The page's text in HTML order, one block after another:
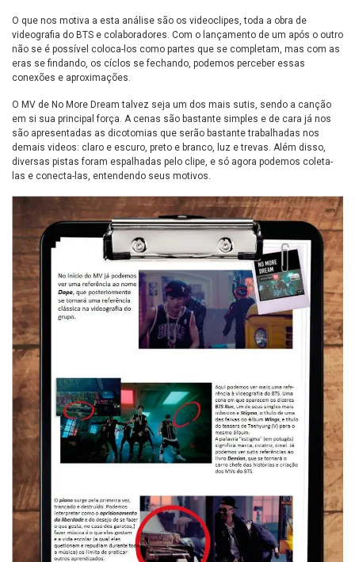
O que nos motiva a esta análise são os videoclipes, toda a obra de
videografia do BTS e colaboradores. Com o lançamento de um após o outro
não se é possível coloca-los como partes que se completam, mas com as
eras se findando, os cíclos se fechando, podemos perceber essas
conexões e aproximações.
O MV de No More Dream talvez seja um dos mais sutis, sendo a canção
em si sua principal força. A cenas são bastante simples e de cara já nos
são apresentadas as dicotomias que serão bastante trabalhadas nos
demais videos: claro e escuro, preto e branco, luz e trevas. Além disso,
diversas pistas foram espalhadas pelo clipe, e só agora podemos coleta-
las e conecta-las, entendendo seus motivos.